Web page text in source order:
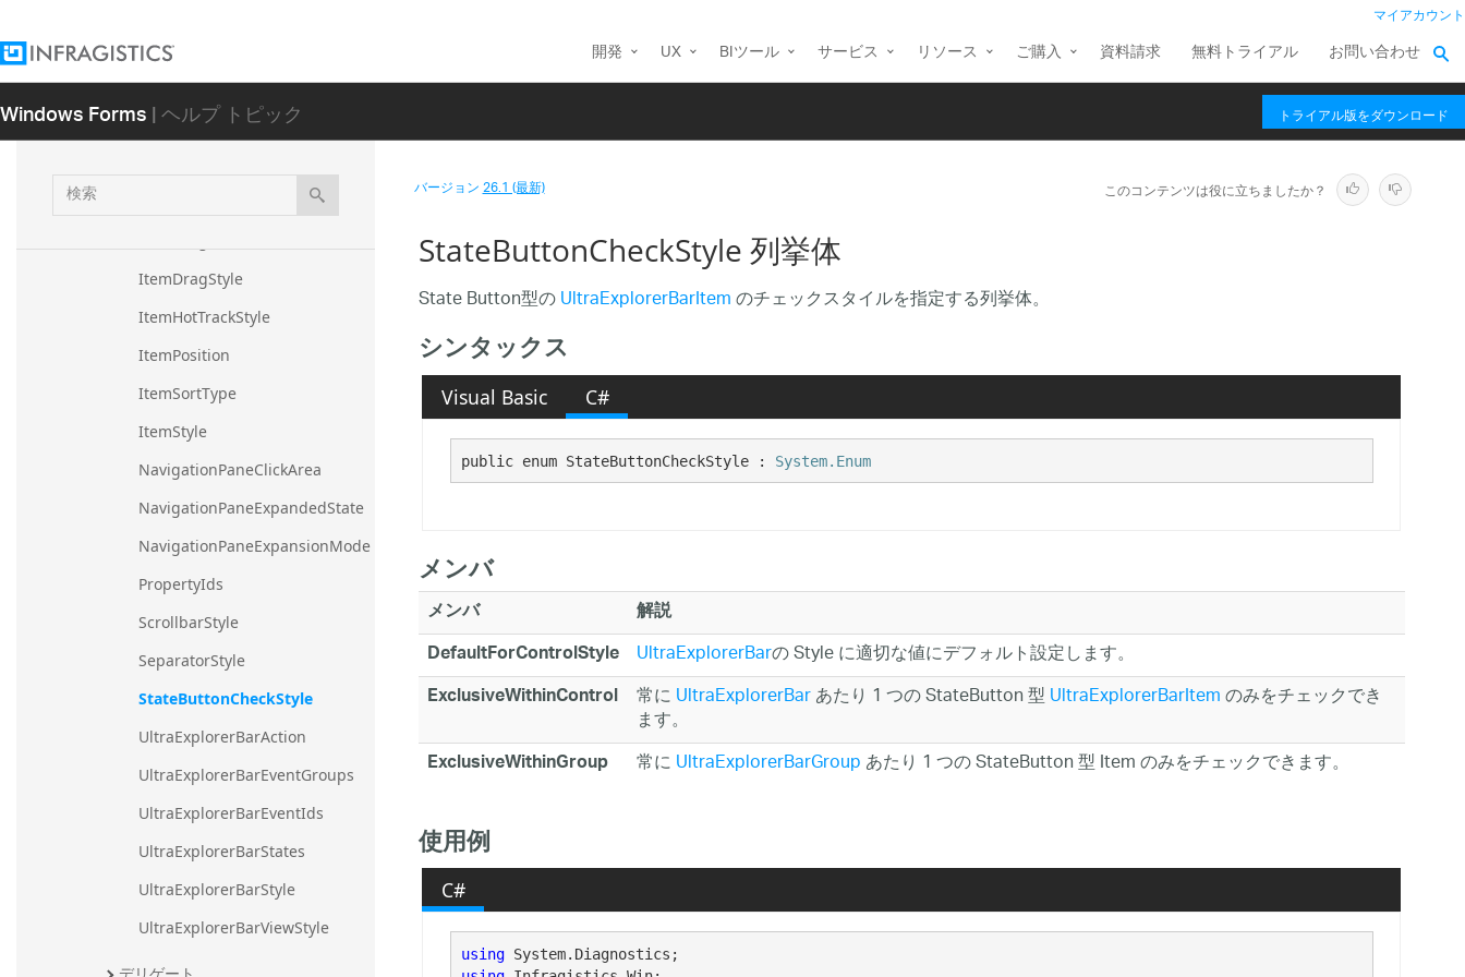
マイアカウント
開発 UX BIツール サービス リソース ご購入 資料請求 無料トライアル お問い合わせ
Windows Forms| ヘルプ トピック トライアル版をダウンロード
検
索
AutoScrollStyle
ClickArea
ContextMenuItemType
ItemDragStyle
ItemHotTrackStyle
ItemPosition
ItemSortType
ItemStyle
NavigationPaneClickArea
NavigationPaneExpandedState
NavigationPaneExpansionMode
PropertyIds
ScrollbarStyle
SeparatorStyle
StateButtonCheckStyle
UltraExplorerBarAction
UltraExplorerBarEventGroups
UltraExplorerBarEventIds
UltraExplorerBarStates
UltraExplorerBarStyle
UltraExplorerBarViewStyle
バージョン26.1 (最新) このコンテンツは役に立ちましたか？
StateButtonCheckStyle 列挙体
State Button型のUltraExplorerBarItemのチェックスタイルを指定する列挙体。
シンタックス
Visual Basic C#
public enum StateButtonCheckStyle : System.Enum
メンバ
メンバ
解説
DefaultForControlStyle UltraExplorerBarの Style に適切な値にデフォルト設定します。
ExclusiveWithinControl 常にUltraExplorerBarあたり 1 つの StateButton 型UltraExplorerBarItemのみをチェックでき
ます。
ExclusiveWithinGroup 常にUltraExplorerBarGroupあたり 1 つの StateButton 型 Item のみをチェックできます。
使用例
C#
using